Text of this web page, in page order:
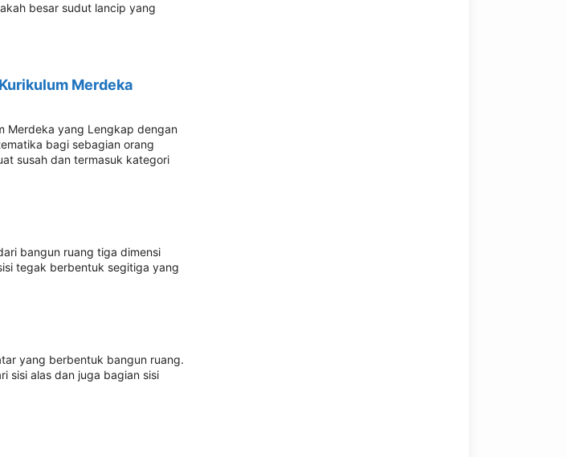
besar sudut lancip yang
Merdeka
Merdeka yang Lengkap dengan
bagi sebagian orang
susah dan termasuk kategori
bangun ruang tiga dimensi
tegak berbentuk segitiga yang
yang berbentuk bangun ruang.
sisi alas dan juga bagian sisi